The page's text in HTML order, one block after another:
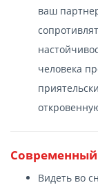
ваш
человека
Видеть во